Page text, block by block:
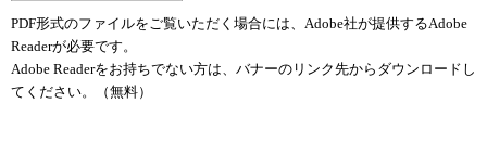
PDF形式のファイルをご覧いただく場合には、Adobe社が提供するAdobe
Readerが必要です。
Adobe Readerをお持ちでない方は、バナーのリンク先からダウンロードし
てください。（無料）